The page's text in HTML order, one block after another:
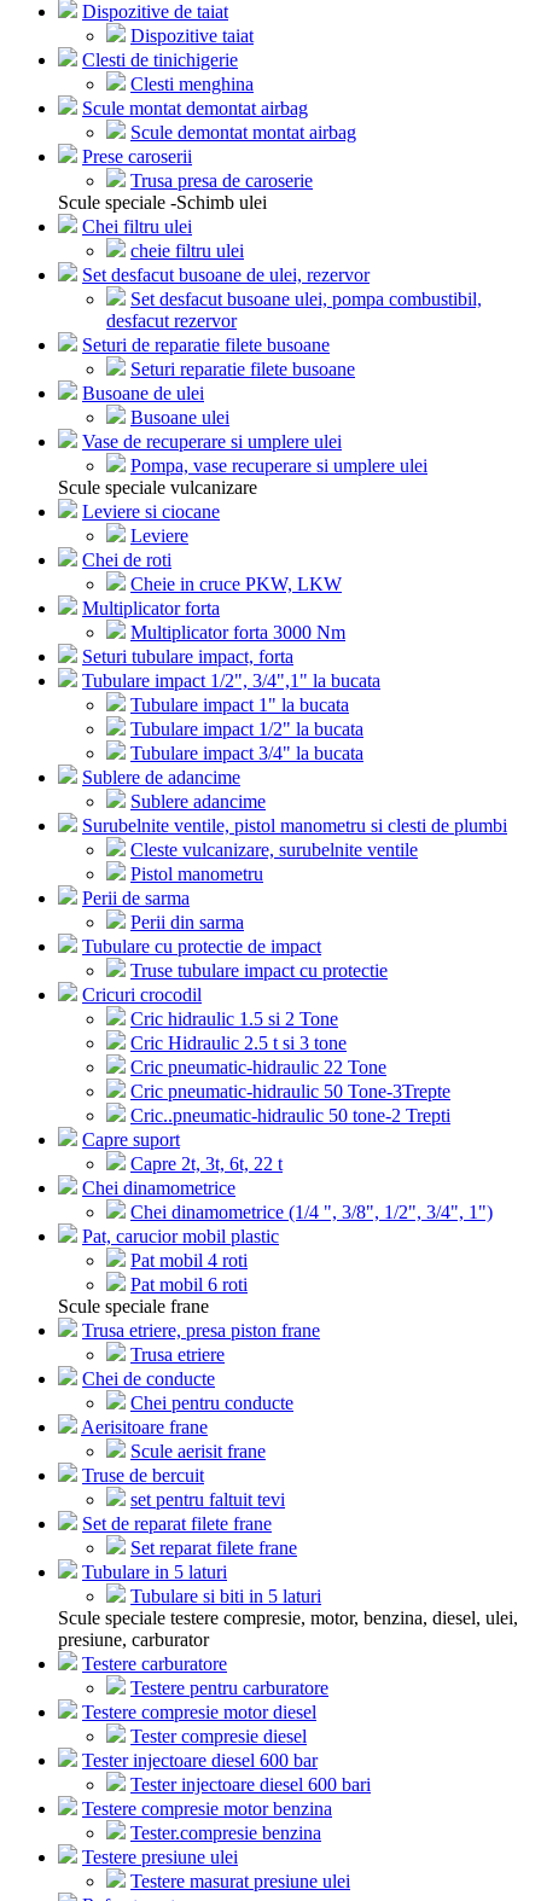
Dispozitive de taiat
Dispozitive taiat
Clesti de tinichigerie
Clesti menghina
Scule montat demontat airbag
Scule demontat montat airbag
Prese caroserii
Trusa presa de caroserie
Scule speciale -Schimb ulei
Chei filtru ulei
cheie filtru ulei
Set desfacut busoane de ulei, rezervor
Set desfacut busoane ulei, pompa combustibil,
desfacut rezervor
Seturi de reparatie filete busoane
Seturi reparatie filete busoane
Busoane de ulei
Busoane ulei
Vase de recuperare si umplere ulei
Pompa, vase recuperare si umplere ulei
Scule speciale vulcanizare
Leviere si ciocane
Leviere
Chei de roti
Cheie in cruce PKW, LKW
Multiplicator forta
Multiplicator forta 3000 Nm
Seturi tubulare impact, forta
Tubulare impact 1/2", 3/4",1" la bucata
Tubulare impact 1" la bucata
Tubulare impact 1/2" la bucata
Tubulare impact 3/4" la bucata
Sublere de adancime
Sublere adancime
Surubelnite ventile, pistol manometru si clesti de plumbi
Cleste vulcanizare, surubelnite ventile
Pistol manometru
Perii de sarma
Perii din sarma
Tubulare cu protectie de impact
Truse tubulare impact cu protectie
Cricuri crocodil
Cric hidraulic 1.5 si 2 Tone
Cric Hidraulic 2.5 t si 3 tone
Cric pneumatic-hidraulic 22 Tone
Cric pneumatic-hidraulic 50 Tone-3Trepte
Cric..pneumatic-hidraulic 50 tone-2 Trepti
Capre suport
Capre 2t, 3t, 6t, 22 t
Chei dinamometrice
Chei dinamometrice (1/4 ", 3/8", 1/2", 3/4", 1")
Pat, carucior mobil plastic
Pat mobil 4 roti
Pat mobil 6 roti
Scule speciale frane
Trusa etriere, presa piston frane
Trusa etriere
Chei de conducte
Chei pentru conducte
Aerisitoare frane
Scule aerisit frane
Truse de bercuit
set pentru faltuit tevi
Set de reparat filete frane
Set reparat filete frane
Tubulare in 5 laturi
Tubulare si biti in 5 laturi
Scule speciale testere compresie, motor, benzina, diesel, ulei,
presiune, carburator
Testere carburatore
Testere pentru carburatore
Testere compresie motor diesel
Tester compresie diesel
Tester injectoare diesel 600 bar
Tester injectoare diesel 600 bari
Testere compresie motor benzina
Tester.compresie benzina
Testere presiune ulei
Testere masurat presiune ulei